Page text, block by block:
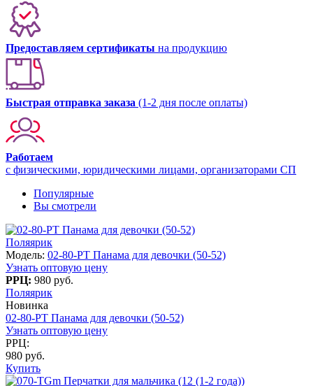
Предоставляем сертификаты на продукцию
Быстрая отправка заказа (1-2 дня после оплаты)
Работаем
с физическими, юридическими лицами, организаторами СП
Популярные
Вы смотрели
Поляярик
Модель: 02-80-PT Панама для девочки (50-52)
Узнать оптовую цену
РРЦ: 980 руб.
Поляярик
Новинка
02-80-PT Панама для девочки (50-52)
Узнать оптовую цену
РРЦ:
980 руб.
Купить